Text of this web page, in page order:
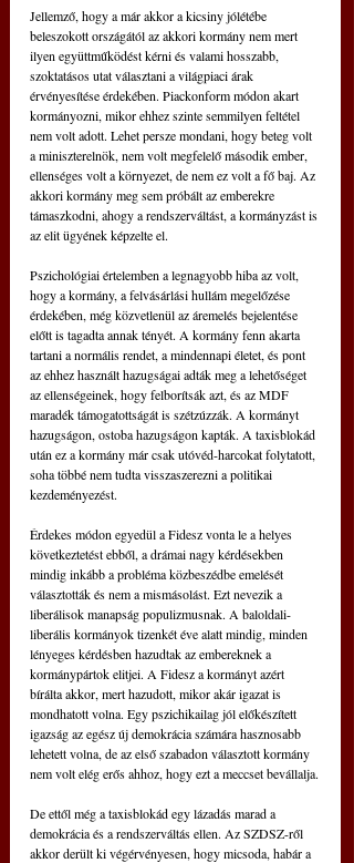
Jellemző, hogy a már akkor a kicsiny jólétébe
beleszokott országától az akkori kormány nem mert
ilyen együttműködést kérni és valami hosszabb,
szoktatásos utat választani a világpiaci árak
érvényesítése érdekében. Piackonform módon akart
kormányozni, mikor ehhez szinte semmilyen feltétel
nem volt adott. Lehet persze mondani, hogy beteg volt
a miniszterelnök, nem volt megfelelő második ember,
ellenséges volt a környezet, de nem ez volt a fő baj. Az
akkori kormány meg sem próbált az emberekre
támaszkodni, ahogy a rendszerváltást, a kormányzást is
az elit ügyének képzelte el.
Pszichológiai értelemben a legnagyobb hiba az volt,
hogy a kormány, a felvásárlási hullám megelőzése
érdekében, még közvetlenül az áremelés bejelentése
előtt is tagadta annak tényét. A kormány fenn akarta
tartani a normális rendet, a mindennapi életet, és pont
az ehhez használt hazugságai adták meg a lehetőséget
az ellenségeinek, hogy felborítsák azt, és az MDF
maradék támogatottságát is szétzúzzák. A kormányt
hazugságon, ostoba hazugságon kapták. A taxisblokád
után ez a kormány már csak utóvéd-harcokat folytatott,
soha többé nem tudta visszaszerezni a politikai
kezdeményezést.
Érdekes módon egyedül a Fidesz vonta le a helyes
következtetést ebből, a drámai nagy kérdésekben
mindig inkább a probléma közbeszédbe emelését
választották és nem a mismásolást. Ezt nevezik a
liberálisok manapság populizmusnak. A baloldali-
liberális kormányok tizenkét éve alatt mindig, minden
lényeges kérdésben hazudtak az embereknek a
kormánypártok elitjei. A Fidesz a kormányt azért
bírálta akkor, mert hazudott, mikor akár igazat is
mondhatott volna. Egy pszichikailag jól előkészített
igazság az egész új demokrácia számára hasznosabb
lehetett volna, de az első szabadon választott kormány
nem volt elég erős ahhoz, hogy ezt a meccset bevállalja.
De ettől még a taxisblokád egy lázadás marad a
demokrácia és a rendszerváltás ellen. Az SZDSZ-ről
akkor derült ki végérvényesen, hogy micsoda, habár a